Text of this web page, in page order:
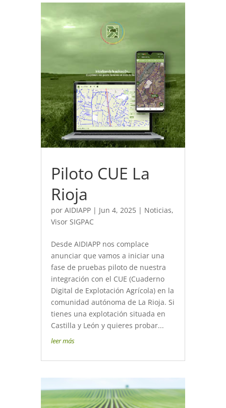
Piloto CUE La
Rioja
por AIDIAPP| Jun 4, 2025| Noticias,
Visor SIGPAC
Desde AIDIAPP nos complace
anunciar que vamos a iniciar una
fase de pruebas piloto de nuestra
integración con el CUE (Cuaderno
Digital de Explotación Agrícola) en la
comunidad autónoma de La Rioja. Si
tienes una explotación situada en
Castilla y León y quieres probar...
leer más